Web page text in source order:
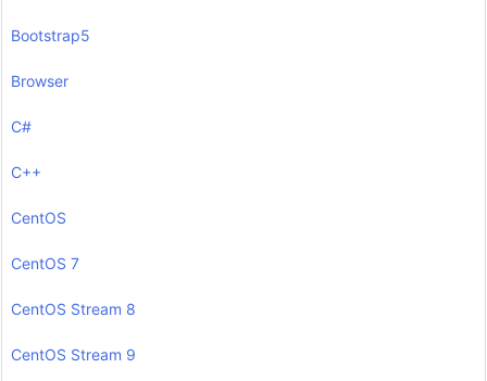
Bootstrap5
Browser
C#
C++
CentOS
CentOS 7
CentOS Stream 8
CentOS Stream 9